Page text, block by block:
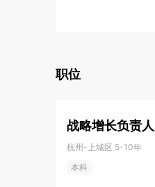
疗、新能源、机
   1）全栈自研核心引擎技术：产品完全自主研发，体系完整，拥有面向大中型组织的复杂流程引擎和机器算
法。
   2）资本与成长：2021 年获 5000 万 A 轮融资，2023 年 获1 亿元 B 轮融资。
职位
战略增长负责
杭州-上城区 5-10年
本科